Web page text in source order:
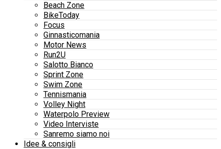
Beach Zone
BikeToday
Focus
Ginnasticomania
Motor News
Run2U
Salotto Bianco
Sprint Zone
Swim Zone
Tennismania
Volley Night
Waterpolo Preview
Video Interviste
Sanremo siamo noi
Idee & consigli